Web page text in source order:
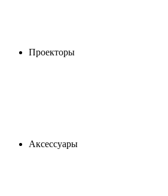
Проекторы
Аксессуары